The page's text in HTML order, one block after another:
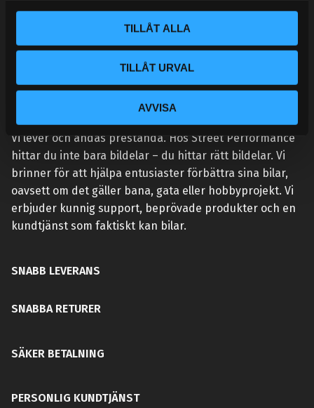
TILLÅT ALLA
TILLÅT URVAL
AVVISA
VÅR AFFÄRSIDÉ ÄR ENKEL:
Vi lever och andas prestanda. Hos Street Performance
hittar du inte bara bildelar – du hittar rätt bildelar. Vi
brinner för att hjälpa entusiaster förbättra sina bilar,
oavsett om det gäller bana, gata eller hobbyprojekt. Vi
erbjuder kunnig support, beprövade produkter och en
kundtjänst som faktiskt kan bilar.
SNABB LEVERANS
SNABBA RETURER
SÄKER BETALNING
PERSONLIG KUNDTJÄNST